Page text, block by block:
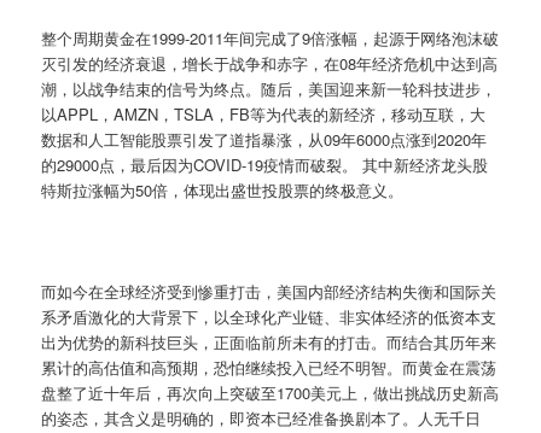
整个周期黄金在1999-2011年间完成了9倍涨幅，起源于网络泡沫破
灭引发的经济衰退，增长于战争和赤字，在08年经济危机中达到高
潮，以战争结束的信号为终点。随后，美国迎来新一轮科技进步，
以APPL，AMZN，TSLA，FB等为代表的新经济，移动互联，大
数据和人工智能股票引发了道指暴涨，从09年6000点涨到2020年
的29000点，最后因为COVID-19疫情而破裂。 其中新经济龙头股
特斯拉涨幅为50倍，体现出盛世投股票的终极意义。
而如今在全球经济受到惨重打击，美国内部经济结构失衡和国际关
系矛盾激化的大背景下，以全球化产业链、非实体经济的低资本支
出为优势的新科技巨头，正面临前所未有的打击。而结合其历年来
累计的高估值和高预期，恐怕继续投入已经不明智。而黄金在震荡
盘整了近十年后，再次向上突破至1700美元上，做出挑战历史新高
的姿态，其含义是明确的，即资本已经准备换剧本了。人无千日